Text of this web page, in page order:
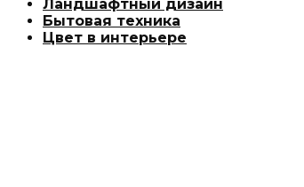
Ландшафтный дизайн
Бытовая техника
Цвет в интерьере